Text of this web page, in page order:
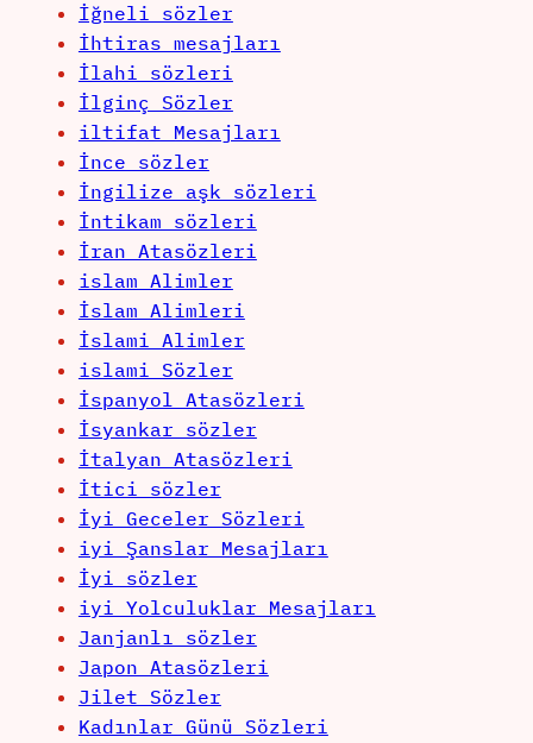
İğneli sözler
İhtiras mesajları
İlahi sözleri
İlginç Sözler
iltifat Mesajları
İnce sözler
İngilize aşk sözleri
İntikam sözleri
İran Atasözleri
islam Alimler
İslam Alimleri
İslami Alimler
islami Sözler
İspanyol Atasözleri
İsyankar sözler
İtalyan Atasözleri
İtici sözler
İyi Geceler Sözleri
iyi Şanslar Mesajları
İyi sözler
iyi Yolculuklar Mesajları
Janjanlı sözler
Japon Atasözleri
Jilet Sözler
Kadınlar Günü Sözleri